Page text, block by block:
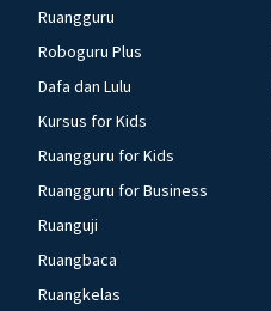
Ruangguru
Roboguru Plus
Dafa dan Lulu
Kursus for Kids
Ruangguru for Kids
Ruangguru for Business
Ruanguji
Ruangbaca
Ruangkelas